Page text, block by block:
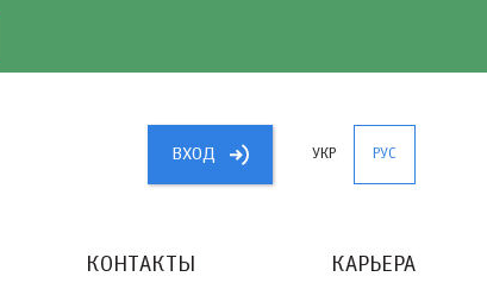
ВХОД УКР РУС
КОНТАКТЫ КАРЬЕРА